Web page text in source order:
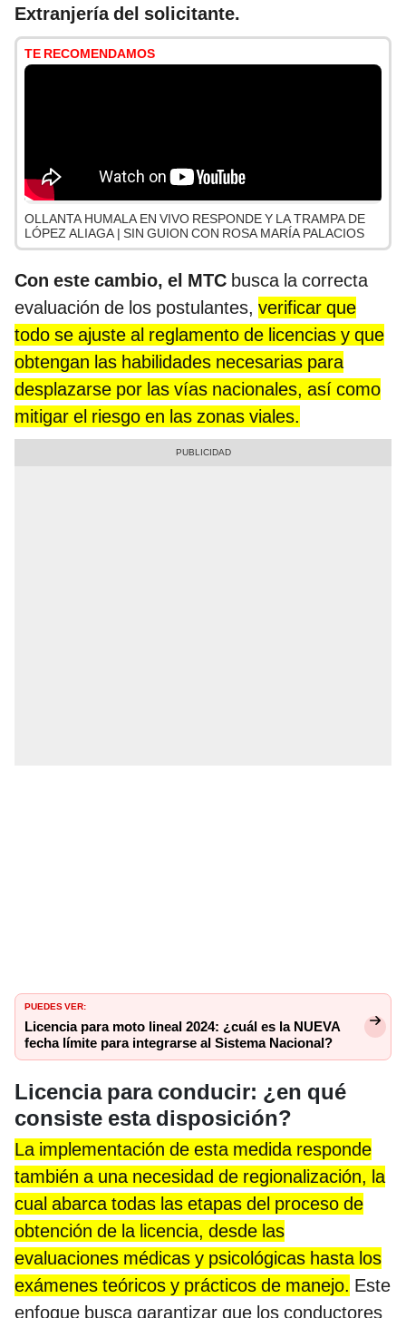
Extranjería del solicitante.
TE RECOMENDAMOS
OLLANTA HUMALA EN VIVO RESPONDE Y LA TRAMPA DE
LÓPEZ ALIAGA | SIN GUION CON ROSA MARÍA PALACIOS
Con este cambio, el MTC busca la correcta
evaluación de los postulantes, verificar que
todo se ajuste al reglamento de licencias y que
obtengan las habilidades necesarias para
desplazarse por las vías nacionales, así como
mitigar el riesgo en las zonas viales.
PUEDES VER:
Licencia para moto lineal 2024: ¿cuál es la NUEVA
fecha límite para integrarse al Sistema Nacional?
Licencia para conducir: ¿en qué
consiste esta disposición?
La implementación de esta medida responde
también a una necesidad de regionalización, la
cual abarca todas las etapas del proceso de
obtención de la licencia, desde las
evaluaciones médicas y psicológicas hasta los
exámenes teóricos y prácticos de manejo. Este
enfoque busca garantizar que los conductores